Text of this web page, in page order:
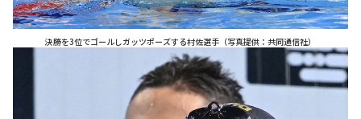
決勝を3位でゴールしガッツポーズする村佐選手（写真提供：共同通信社）